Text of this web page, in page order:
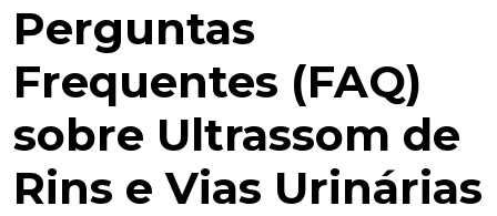
Perguntas
Frequentes (FAQ)
sobre Ultrassom de
Rins e Vias Urinárias